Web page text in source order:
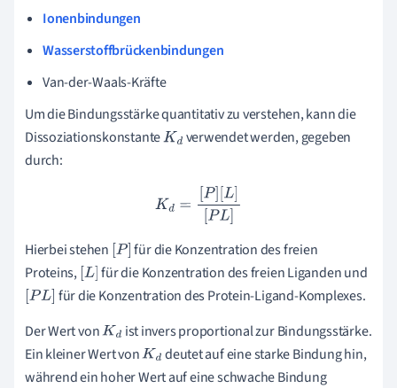
Ionenbindungen
Wasserstoffbrückenbindungen
Van-der-Waals-Kräfte
Um die Bindungsstärke quantitativ zu verstehen, kann die
DissoziationskonstanteKd verwendet werden, gegeben
durch:
Kd =[P [L][PL]
Hierbei stehen [P] für die Konzentration des freien
Proteins, [L] für die Konzentration des freien Liganden und
[PL] für die Konzentration des Protein-Ligand-Komplexes.
Der Wert vonKd ist invers proportional zur Bindungsstärke.
Ein kleiner Wert vonKd deutet auf eine starke Bindung hin,
während ein hoher Wert auf eine schwache Bindung